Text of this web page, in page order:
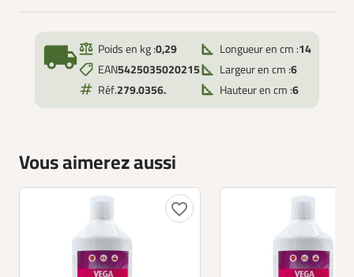
local_shipping Poids en kg :0,29
EAN5425035020215
Réf.279.0356.
Longueur en cm :14
Largeur en cm :6
Hauteur en cm :6
Vous aimerez aussi
favorite_border